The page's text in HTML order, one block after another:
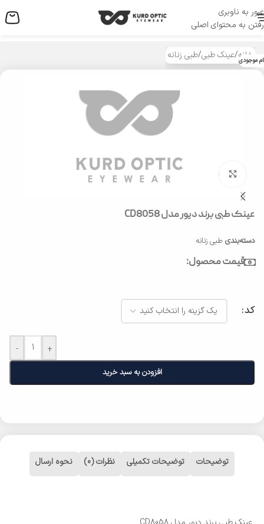
عبور به ناوبری
رفتن به محتوای اصلی
منو
خانه/عینک طبی/طبی زنانه موجودی
بزرگنمایی تصویر
عینک طبی برند دیور مدل CD8058
دسته‌بندی طبی زنانه
قیمت محصول:
کد
- +
افزودن به سبد خرید
توضیحات توضیحات تکمیلی نظرات (0) نحوه ارسال